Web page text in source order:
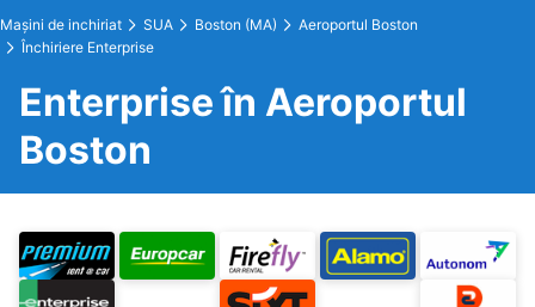
Maşini de inchiriat SUA Boston (MA)
Aeroportul Boston
Închiriere Enterprise
Enterprise în Aeroportul
Boston